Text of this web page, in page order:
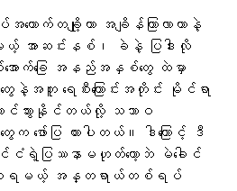
တောက်တချို့ဟာ အချိန်ကြာလာတာနဲ့
ေမယ့် အာဆင်းနစ်၊ ခဲနဲ့ ပြဒါးလို
အောက်ခြေ အနည်အနှစ်တွေ ထဲမှာ
နဲ့အတူ ရေစီးကြောင်းအတိုင်း မိုင်ရာ
ာင်သွားနိုင်တယ်လို့ သဘာဝ
ော်ပြ ထားပါတယ်။ ဒါကြောင့် ဒီ
ရဲ့ပြဿနာမဟုတ်တော့ဘဲ မဲခေါင်
ဝေရမယ့် အန္တရာယ်တစ်ရပ်